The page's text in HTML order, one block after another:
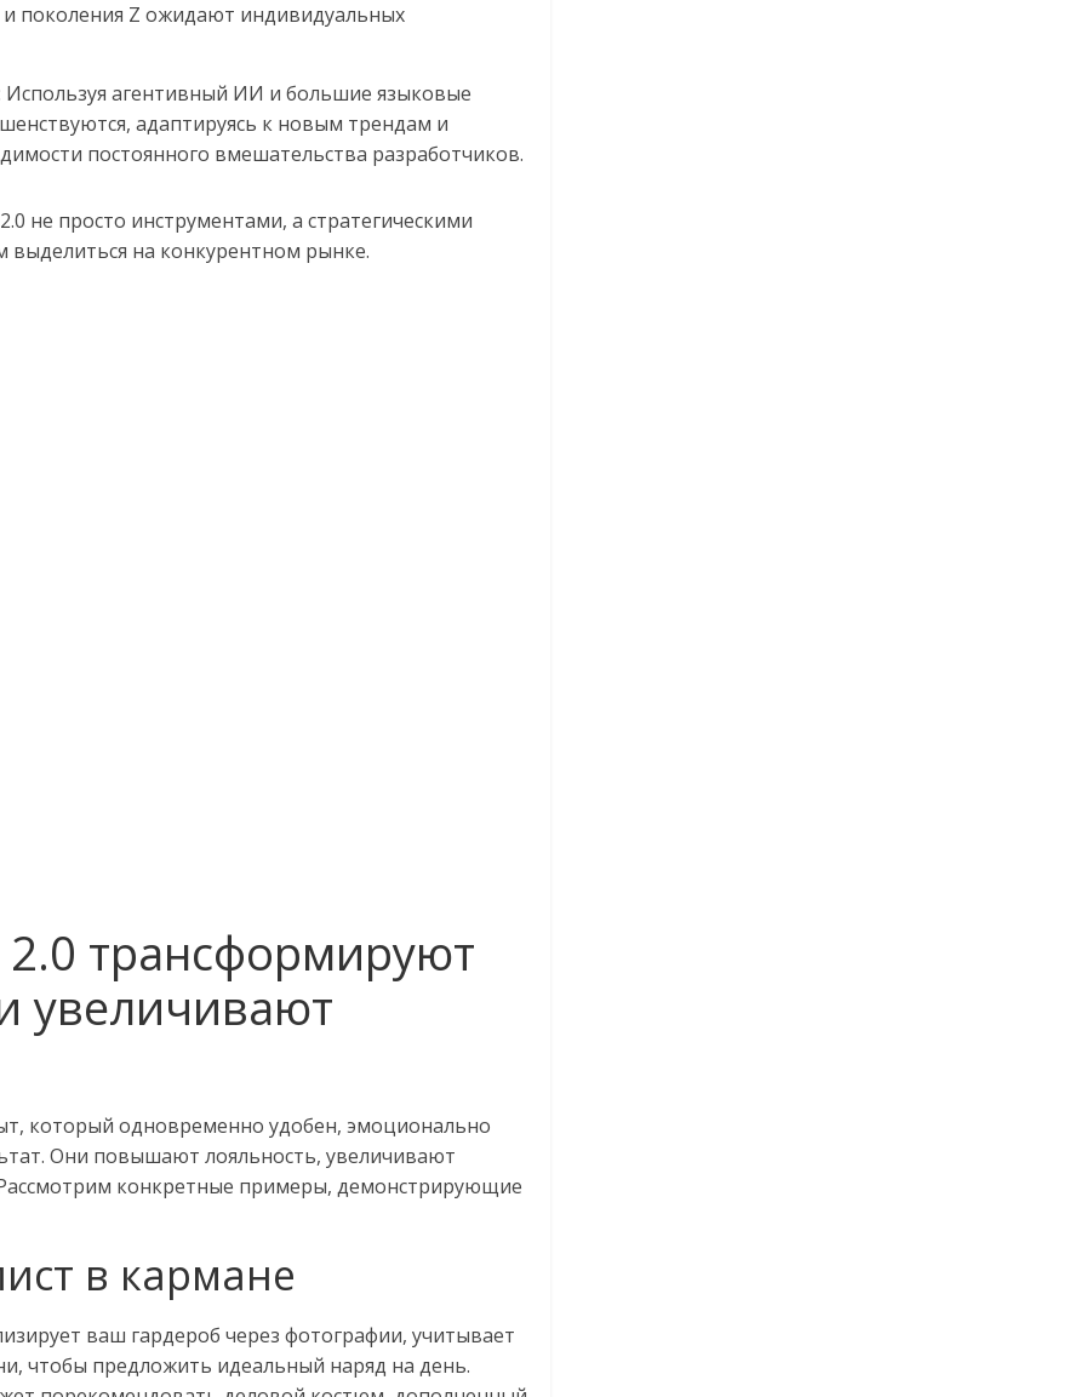
поколения Z ожидают индивидуальных
Используя агентивный ИИ и большие языковые
адаптируясь к новым трендам и
постоянного вмешательства разработчиков.
не просто инструментами, а стратегическими
на конкурентном рынке.
2.0 трансформируют
увеличивают
который одновременно удобен, эмоционально
Они повышают лояльность, увеличивают
конкретные примеры, демонстрирующие
в кармане
ваш гардероб через фотографии, учитывает
чтобы предложить идеальный наряд на день.